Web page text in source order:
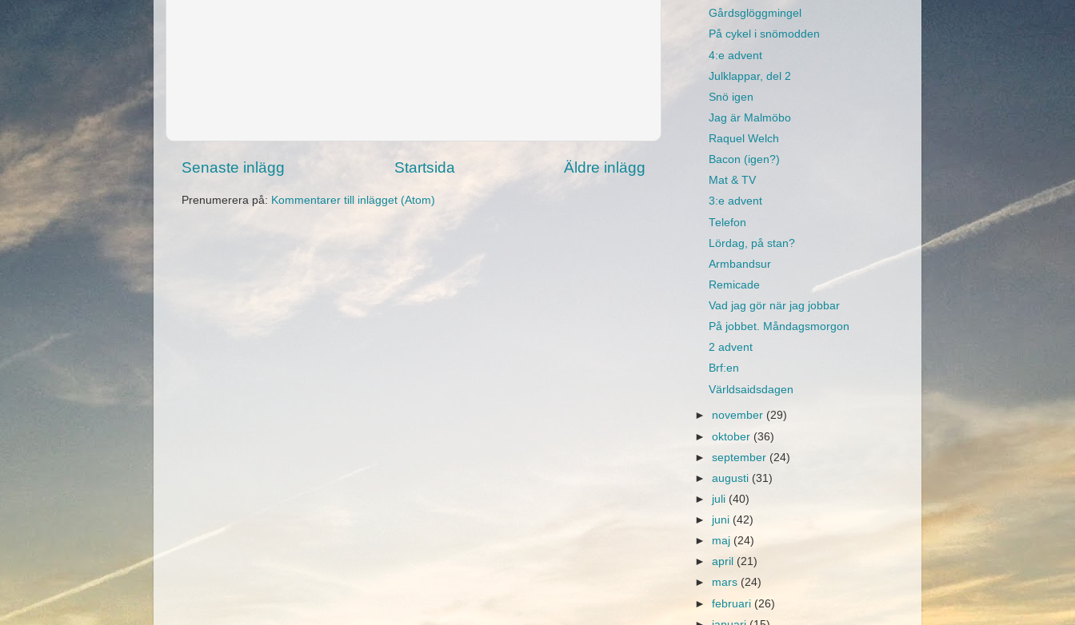
Senaste inlägg Äldre inlägg
Startsida
Prenumerera på: Kommentarer till inlägget (Atom)
Gårdsglöggmingel
På cykel i snömodden
4:e advent
Julklappar, del 2
Snö igen
Jag är Malmöbo
Raquel Welch
Bacon (igen?)
Mat & TV
3:e advent
Telefon
Lördag, på stan?
Armbandsur
Remicade
Vad jag gör när jag jobbar
På jobbet. Måndagsmorgon
2 advent
Brf:en
Världsaidsdagen
► november (29)
►oktober(36)
►september (24)
►augusti (31)
► juli (40)
► juni (42)
► maj(24)
►april (21)
► mars (24)
►februari (26)